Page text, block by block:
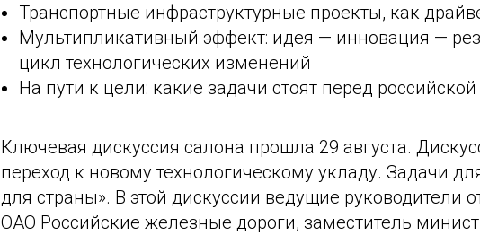
Транспортные инфраструктурные проекты, как
Мультипликативный эффект: идея — инновация —
цикл технологических изменений
На пути к цели: какие задачи стоят перед
Ключевая дискуссия салона прошла 29 августа.
переход к новому технологическому укладу. Задачи
для страны». В этой дискуссии ведущие руководители
ОАО Российские железные дороги, заместитель